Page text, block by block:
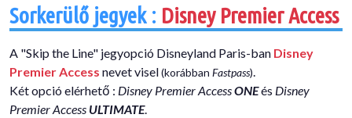
Sorkerülő jegyek : Disney Premier Access
A "Skip the Line" jegyopció Disneyland Paris-ban Disney
Premier Access nevet visel(korábban Fastpass).
Két opció elérhető : Disney Premier AccessONEés Disney
Premier Access ULTIMATE.